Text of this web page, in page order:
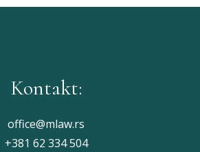
Kontakt:
office@mlaw.rs
+381 62 334 504